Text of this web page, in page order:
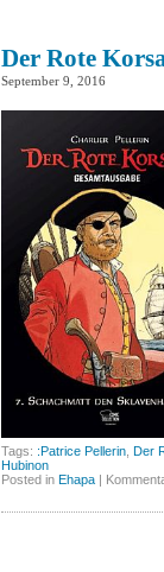
Der Rote
September 9, 2016
Tags: :Patrice Pellerin Der
Hubinon
Posted in Ehapa |